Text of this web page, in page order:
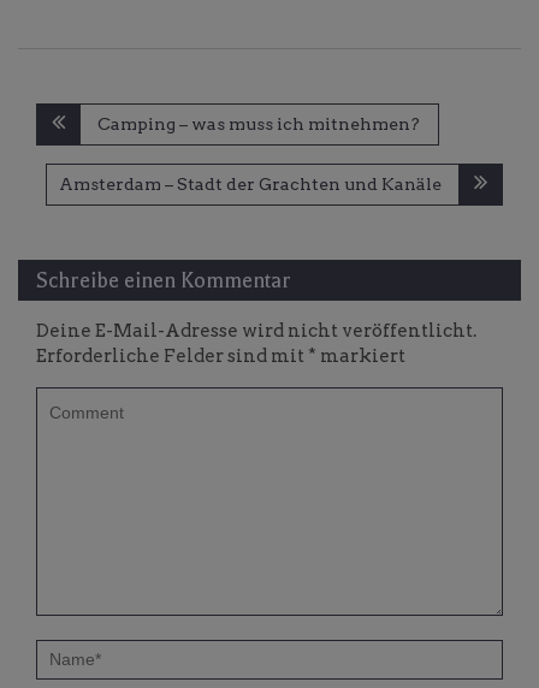
Beitragsnavigation
Camping – was muss ich mitnehmen?
Amsterdam – Stadt der Grachten und Kanäle
Schreibe einen Kommentar
Deine E-Mail-Adresse wird nicht veröffentlicht.
Erforderliche Felder sind mit * markiert